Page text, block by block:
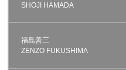
SHOJI HAMADA
福島善三
ZENZO FUKUSHIMA